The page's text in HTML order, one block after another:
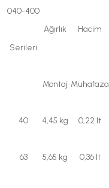
040-400
Ağırlık
Hacim
Serileri
Montaj Muhafaza
40 4,45 kg 0,22 lt
63 5,65 kg 0,36 lt